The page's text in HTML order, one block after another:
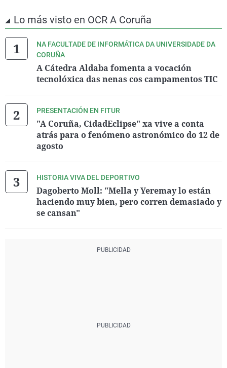
Lo más visto en OCR A Coruña
NA FACULTADE DE INFORMÁTICA DA UNIVERSIDADE DA
CORUÑA
A Cátedra Aldaba fomenta a vocación
tecnolóxica das nenas cos campamentos TIC
PRESENTACIÓN EN FITUR
"A Coruña, CidadEclipse" xa vive a conta
atrás para o fenómeno astronómico do 12 de
agosto
HISTORIA VIVA DEL DEPORTIVO
Dagoberto Moll: "Mella y Yeremay lo están
haciendo muy bien, pero corren demasiado y
se cansan"